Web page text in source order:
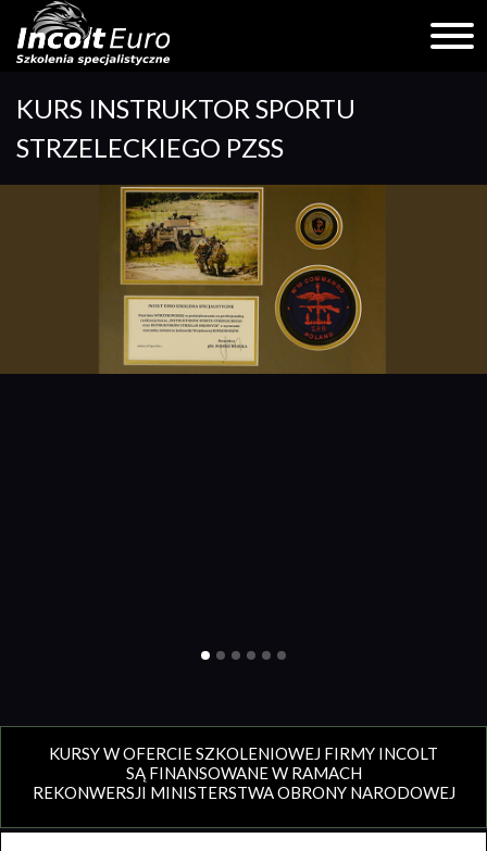
content
KURS INSTRUKTOR SPORTU
STRZELECKIEGO PZSS
KURSY W OFERCIE SZKOLENIOWEJ FIRMY INCOLT
SĄ FINANSOWANE W RAMACH
REKONWERSJI MINISTERSTWA OBRONY NARODOWEJ